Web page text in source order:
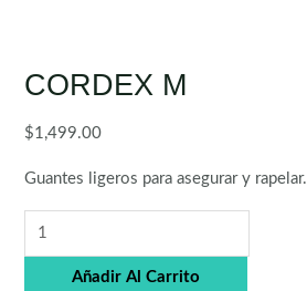
CORDEX M
$1,499.00
Guantes ligeros para asegurar y rapelar.
Añadir Al Carrito